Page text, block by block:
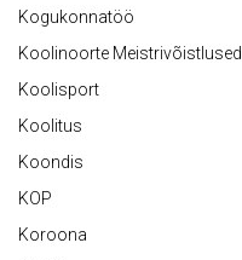
Kogukonnatöö
Koolinoorte Meistrivõistlused
Koolisport
Koolitus
Koondis
KOP
Koroona